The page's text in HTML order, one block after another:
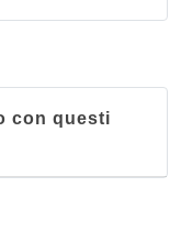
con questi